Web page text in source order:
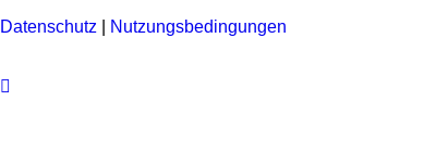
Datenschutz
Nutzungsbedingungen